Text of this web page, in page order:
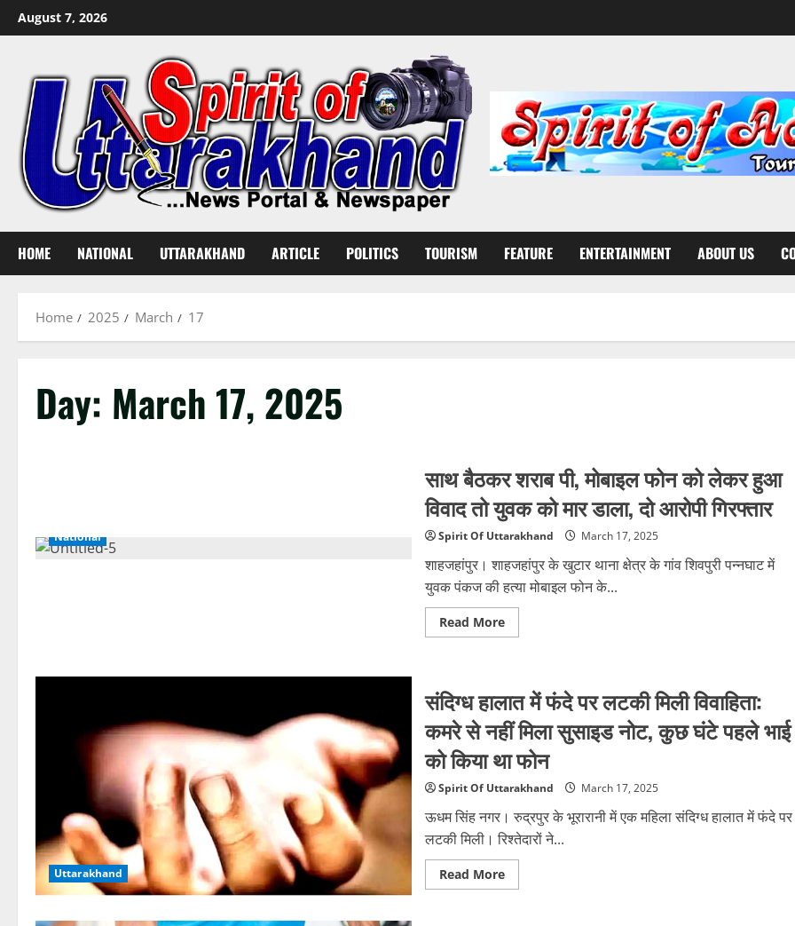
Skip
to
August 7, 2026
HOME NATIONAL UTTARAKHAND ARTICLE POLITICS TOURISM FEATURE ENTERTAINMENT ABOUT US
Home 2025 March 17
Day: March 17, 2025
National
साथ बैठकर शराब पी, मोबाइल फोन को लेकर हुआ
विवाद तो युवक को मार डाला, दो आरोपी गिरफ्तार
Spirit Of Uttarakhand March 17, 2025
शाहजहांपुर। शाहजहांपुर के खुटार थाना क्षेत्र के गांव शिवपुरी पन्नघाट में
युवक पंकज की हत्या मोबाइल फोन के...
Read MoreRead
more
पी,
मोबाइल
फोन
को
लेकर
हुआ
विवाद
तो
युवक
मार
डाला,
दो
आरोपी
गिरफ्तार
Uttarakhand
संदिग्ध हालात में फंदे पर लटकी मिली विवाहिता:
कमरे से नहीं मिला सुसाइड नोट, कुछ घंटे पहले भाई
को किया था फोन
Spirit Of Uttarakhand March 17, 2025
ऊधम सिंह नगर। रुद्रपुर के भूरारानी में एक महिला संदिग्ध हालात में फंदे पर
लटकी मिली। रिश्तेदारों ने...
Read MoreRead
more